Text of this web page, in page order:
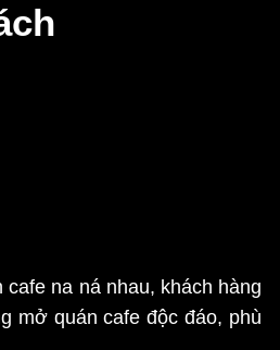
na ná nhau, khách hàng
mở quán cafe độc đáo, phù